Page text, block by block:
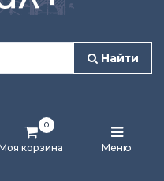
Найти
корзина
0
Меню